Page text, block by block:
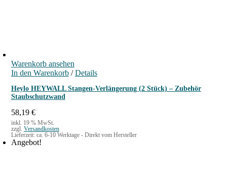
Warenkorb ansehen
In den Warenkorb / Details
Heylo HEYWALL Stangen-Verlängerung (2 Stück) – Zubehör
Staubschutzwand
58,19 €
inkl. 19 % MwSt.
zzgl. Versandkosten
Lieferzeit: ca. 6-10 Werktage - Direkt vom Hersteller
Angebot!